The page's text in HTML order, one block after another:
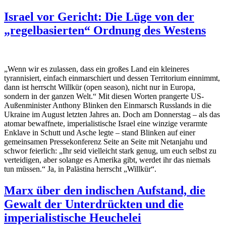
Israel vor Gericht: Die Lüge von der
„regelbasierten“ Ordnung des Westens
„Wenn wir es zulassen, dass ein großes Land ein kleineres
tyrannisiert, einfach einmarschiert und dessen Territorium einnimmt,
dann ist herrscht Willkür (open season), nicht nur in Europa,
sondern in der ganzen Welt.“ Mit diesen Worten prangerte US-
Außenminister Anthony Blinken den Einmarsch Russlands in die
Ukraine im August letzten Jahres an. Doch am Donnerstag – als das
atomar bewaffnete, imperialistische Israel eine winzige verarmte
Enklave in Schutt und Asche legte – stand Blinken auf einer
gemeinsamen Pressekonferenz Seite an Seite mit Netanjahu und
schwor feierlich: „Ihr seid vielleicht stark genug, um euch selbst zu
verteidigen, aber solange es Amerika gibt, werdet ihr das niemals
tun müssen.“ Ja, in Palästina herrscht „Willkür“.
Marx über den indischen Aufstand, die
Gewalt der Unterdrückten und die
imperialistische Heuchelei